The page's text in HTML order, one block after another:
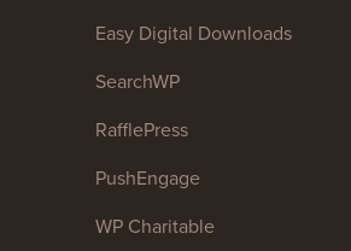
Easy Digital Downloads
SearchWP
RafflePress
PushEngage
WP Charitable